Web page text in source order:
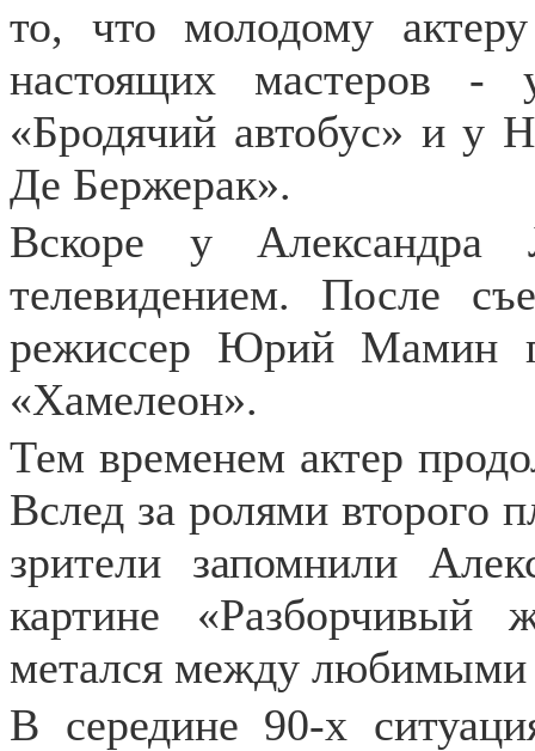
то, что молодому
настоящих мастеров
«Бродячий автобус» и у
Де Бержерак».
Вскоре у
телевидением. После
режиссер Юрий Мамин
«Хамелеон».
Тем временем актер
Вслед за ролями второго
зрители запомнили
картине «Разборчивый
метался между
В середине 90-х